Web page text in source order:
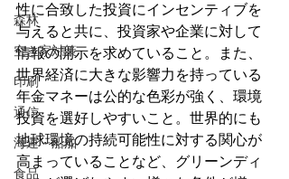
森林
空き家対策
印刷
通信
海運・船舶
食品
性に合致した投資にインセンティブを
与えると共に、投資家や企業に対して
情報の開示を求めていること。また、
世界経済に大きな影響力を持っている
年金マネーは公的な色彩が強く、環境
投資を選好しやすいこと。世界的にも
地球環境の持続可能性に対する関心が
高まっていることなど、グリーンディ